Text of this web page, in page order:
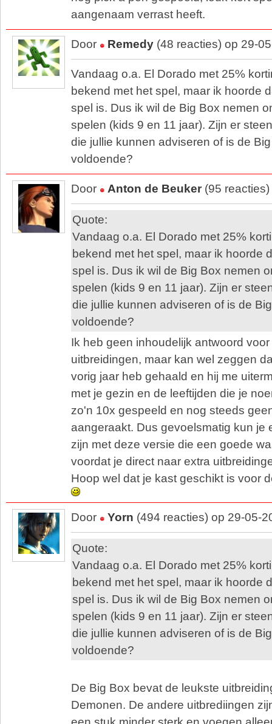
aangenaam verrast heeft.
Door Remedy (48 reacties) op 29-
Vandaag o.a. El Dorado met 25%
bekend met het spel, maar ik hoorde
spel is. Dus ik wil de Big Box nemen
spelen (kids 9 en 11 jaar). Zijn er
die jullie kunnen adviseren of is de
voldoende?
Door Anton de Beuker (95
Quote:
Vandaag o.a. El Dorado met 25%
bekend met het spel, maar ik hoorde
spel is. Dus ik wil de Big Box nemen
spelen (kids 9 en 11 jaar). Zijn er
die jullie kunnen adviseren of is de
voldoende?
Ik heb geen inhoudelijk antwoord
uitbreidingen, maar kan wel zeggen
vorig jaar heb gehaald en hij me
met je gezin en de leeftijden die je
zo'n 10x gespeeld en nog steeds
aangeraakt. Dus gevoelsmatig kun je
zijn met deze versie die een goede
voordat je direct naar extra
Hoop wel dat je kast geschikt is voor
Door Yorn (494 reacties) op 29-05-
Quote:
Vandaag o.a. El Dorado met 25%
bekend met het spel, maar ik hoorde
spel is. Dus ik wil de Big Box nemen
spelen (kids 9 en 11 jaar). Zijn er
die jullie kunnen adviseren of is de
voldoende?
De Big Box bevat de leukste
Demonen. De andere uitbrediingen